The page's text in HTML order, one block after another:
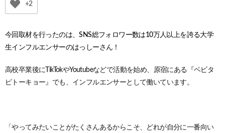
+2
今回取材を行ったのは、SNS総フォロワー数は10万人以上を誇る大学
生インフルエンサーのはっしーさん！
高校卒業後にTikTokやYoutubeなどで活動を始め、原宿にある『ベビタ
ピトーキョー』でも、インフルエンサーとして働いています。
「やってみたいことがたくさんあるからこそ、どれが自分に一番向い